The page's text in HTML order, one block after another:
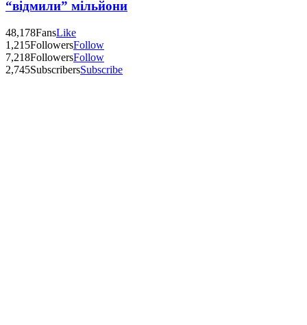
“відмили” мільйони
48,178FansLike
1,215FollowersFollow
7,218FollowersFollow
2,745SubscribersSubscribe